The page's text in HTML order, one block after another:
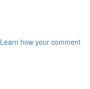
Learn how your comment